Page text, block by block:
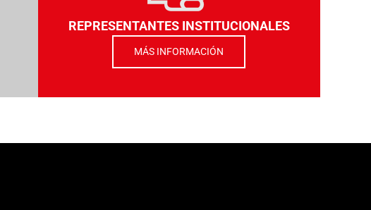
REPRESENTANTES INSTITUCIONALES
MÁS INFORMACIÓN